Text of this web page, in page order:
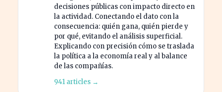
decisiones públicas con impacto directo en
la actividad. Conectando el dato con la
consecuencia: quién gana, quién pierde y
por qué, evitando el análisis superficial.
Explicando con precisión cómo se traslada
la política a la economía real y al balance
de las compañías.
941 articles →